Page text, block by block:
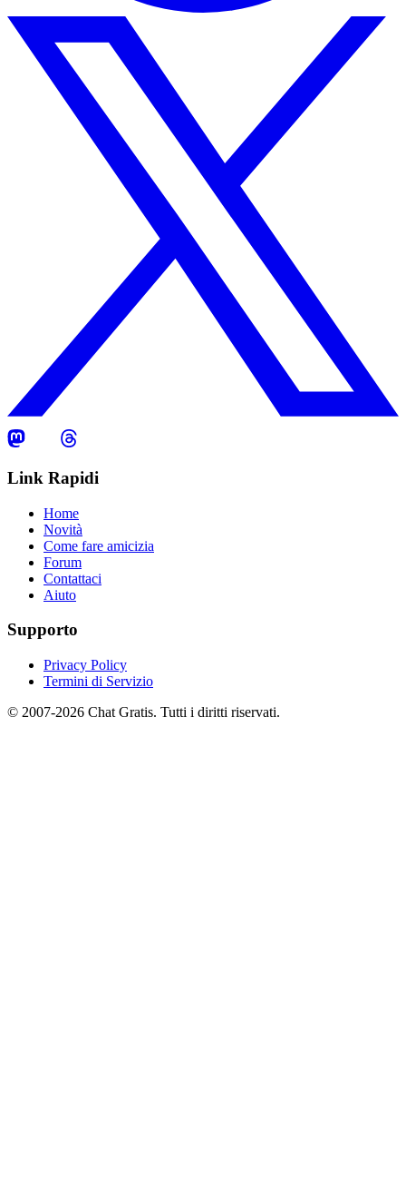
Link Rapidi
Home
Novità
Come fare amicizia
Forum
Contattaci
Aiuto
Supporto
Privacy Policy
Termini di Servizio
© 2007-2026 Chat Gratis. Tutti i diritti riservati.